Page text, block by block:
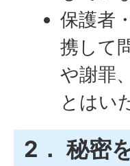
保護者
携して
や謝罪
とはい
2． 秘密